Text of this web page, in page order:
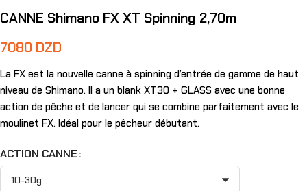
CANNE Shimano FX XT Spinning 2,70m
7080 DZD
La FX est la nouvelle canne à spinning d’entrée de gamme de haut
niveau de Shimano. Il a un blank XT30 + GLASS avec une bonne
action de pêche et de lancer qui se combine parfaitement avec le
moulinet FX. Idéal pour le pêcheur débutant.
ACTION CANNE